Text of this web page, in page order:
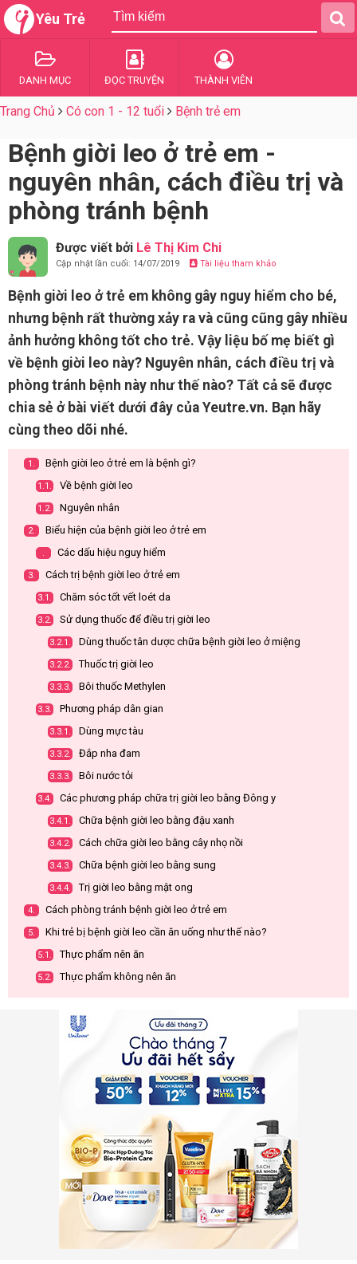
Yêu Trẻ
DANH MỤC ĐỌC TRUYỆN THÀNH VIÊN
Trang Chủ Có con 1 - 12 tuổi Bệnh trẻ em
Bệnh giời leo ở trẻ em -
nguyên nhân, cách điều trị và
phòng tránh bệnh
Được viết bởi Lê Thị Kim Chi
Cập nhật lần cuối: 14/07/2019 Tài liệu tham khảo
Bệnh giời leo ở trẻ em không gây nguy hiểm cho bé,
nhưng bệnh rất thường xảy ra và cũng cũng gây nhiều
ảnh hưởng không tốt cho trẻ. Vậy liệu bố mẹ biết gì
về bệnh giời leo này? Nguyên nhân, cách điều trị và
phòng tránh bệnh này như thế nào? Tất cả sẽ được
chia sẻ ở bài viết dưới đây của Yeutre.vn. Bạn hãy
cùng theo dõi nhé.
1. Bệnh giời leo ở trẻ em là bệnh gì?
1.1. Về bệnh giời leo
1.2. Nguyên nhân
2. Biểu hiện của bệnh giời leo ở trẻ em
. Các dấu hiệu nguy hiểm
3. Cách trị bệnh giời leo ở trẻ em
3.1. Chăm sóc tốt vết loét da
3.2. Sử dụng thuốc để điều trị giời leo
3.2.1. Dùng thuốc tân dược chữa bệnh giời leo ở miệng
3.2.2. Thuốc trị giời leo
3.3.3. Bôi thuốc Methylen
3.3. Phương pháp dân gian
3.3.1. Dùng mực tàu
3.3.2. Đắp nha đam
3.3.3. Bôi nước tỏi
3.4. Các phương pháp chữa trị giời leo bằng Đông y
3.4.1. Chữa bệnh giời leo bằng đậu xanh
3.4.2. Cách chữa giời leo bằng cây nhọ nồi
3.4.3. Chữa bệnh giời leo bằng sung
3.4.4. Trị giời leo bằng mật ong
4. Cách phòng tránh bệnh giời leo ở trẻ em
5. Khi trẻ bị bệnh giời leo cần ăn uống như thế nào?
5.1. Thực phẩm nên ăn
5.2. Thực phẩm không nên ăn